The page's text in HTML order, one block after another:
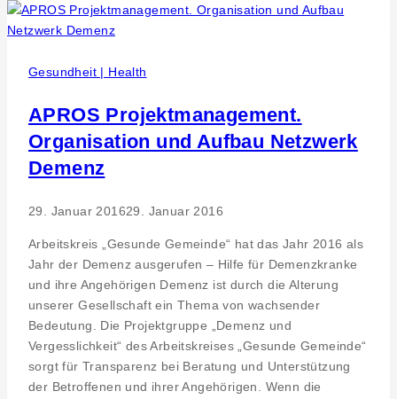
Stadtbücherei
Gesundheit | Health
APROS Projektmanagement.
Organisation und Aufbau Netzwerk
Demenz
29. Januar 201629. Januar 2016
Arbeitskreis „Gesunde Gemeinde“ hat das Jahr 2016 als
Jahr der Demenz ausgerufen – Hilfe für Demenzkranke
und ihre Angehörigen Demenz ist durch die Alterung
unserer Gesellschaft ein Thema von wachsender
Bedeutung. Die Projektgruppe „Demenz und
Vergesslichkeit“ des Arbeitskreises „Gesunde Gemeinde“
sorgt für Transparenz bei Beratung und Unterstützung
der Betroffenen und ihrer Angehörigen. Wenn die